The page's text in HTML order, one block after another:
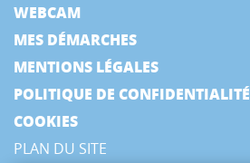
WEBCAM
MES DÉMARCHES
MENTIONS LÉGALES
POLITIQUE DE CONFIDENTIALITÉ
COOKIES
PLAN DU SITE